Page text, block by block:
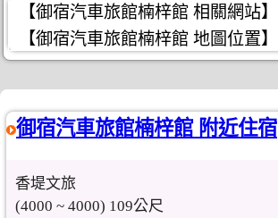
【御宿汽車旅館楠梓館 相關網站】
【御宿汽車旅館楠梓館 地圖位置】
御宿汽車旅館楠梓館 附近住宿
香堤文旅
(4000 ~ 4000) 109公尺